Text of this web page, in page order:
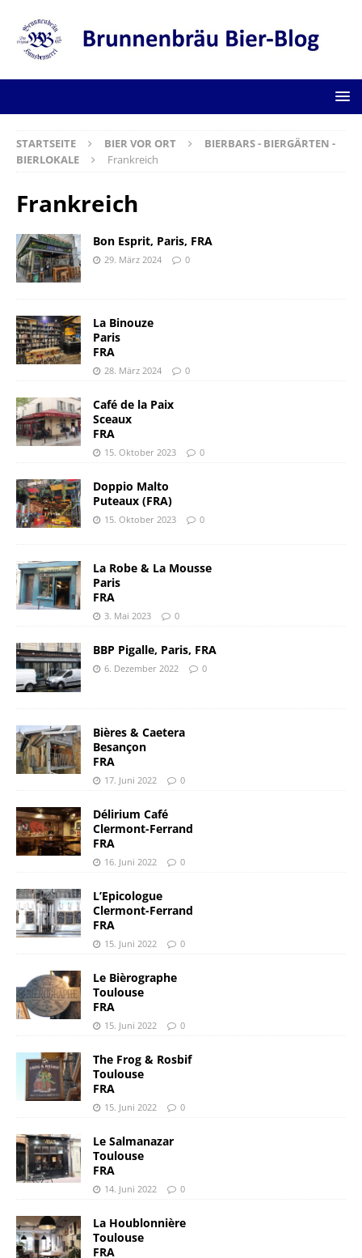
STARTSEITE BIER VOR ORT
BIERBARS - BIERGÄRTEN -
BIERLOKALE
Frankreich
Frankreich
Bon Esprit, Paris, FRA
29. März 2024 0
La Binouze
Paris
FRA
28. März 2024 0
Café de la Paix
Sceaux
FRA
15. Oktober 2023 0
Doppio Malto
Puteaux (FRA)
15. Oktober 2023 0
La Robe & La Mousse
Paris
FRA
3. Mai 2023 0
BBP Pigalle, Paris, FRA
6. Dezember 2022 0
Bières & Caetera
Besançon
FRA
17. Juni 2022 0
Délirium Café
Clermont-Ferrand
FRA
16. Juni 2022 0
L’Epicologue
Clermont-Ferrand
FRA
15. Juni 2022 0
Le Bièrographe
Toulouse
FRA
15. Juni 2022 0
The Frog & Rosbif
Toulouse
FRA
15. Juni 2022 0
Le Salmanazar
Toulouse
FRA
14. Juni 2022 0
La Houblonnière
Toulouse
FRA